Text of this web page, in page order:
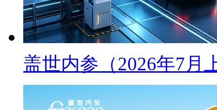
盖世内参（2026年7月